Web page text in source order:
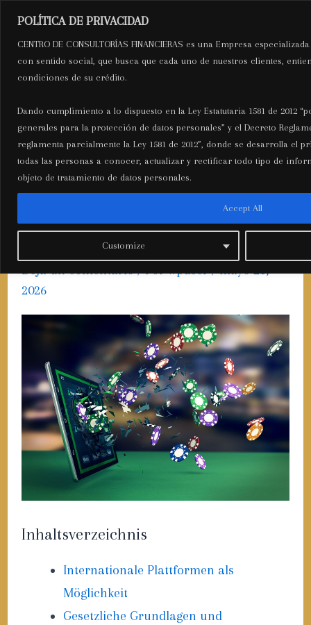
POLÍTICA DE PRIVACIDAD
CENTRO DE CONSULTORÍAS FINANCIERAS es una Empresa
con sentido social, que busca que cada uno de nuestros clientes,
condiciones de su crédito.
Dando cumplimiento a lo dispuesto en la Ley Estatutaria 1581 de 2012
generales para la protección de datos personales” y el Decreto
reglamenta parcialmente la Ley 1581 de 2012”, donde se desarrolla el
todas las personas a conocer, actualizar y rectificar todo tipo de
objeto de tratamiento de datos personales.
Customize
Accept All
contenido
C.C.F
Centro de Consultorías
Wettportale außerhalb LUGAS:
Optionen für deutschsprachige
Deja un comentario / Porwpuser/mayo 21,
2026
Inhaltsverzeichnis
Internationale Plattformen als
Möglichkeit
Gesetzliche Grundlagen und
entradas